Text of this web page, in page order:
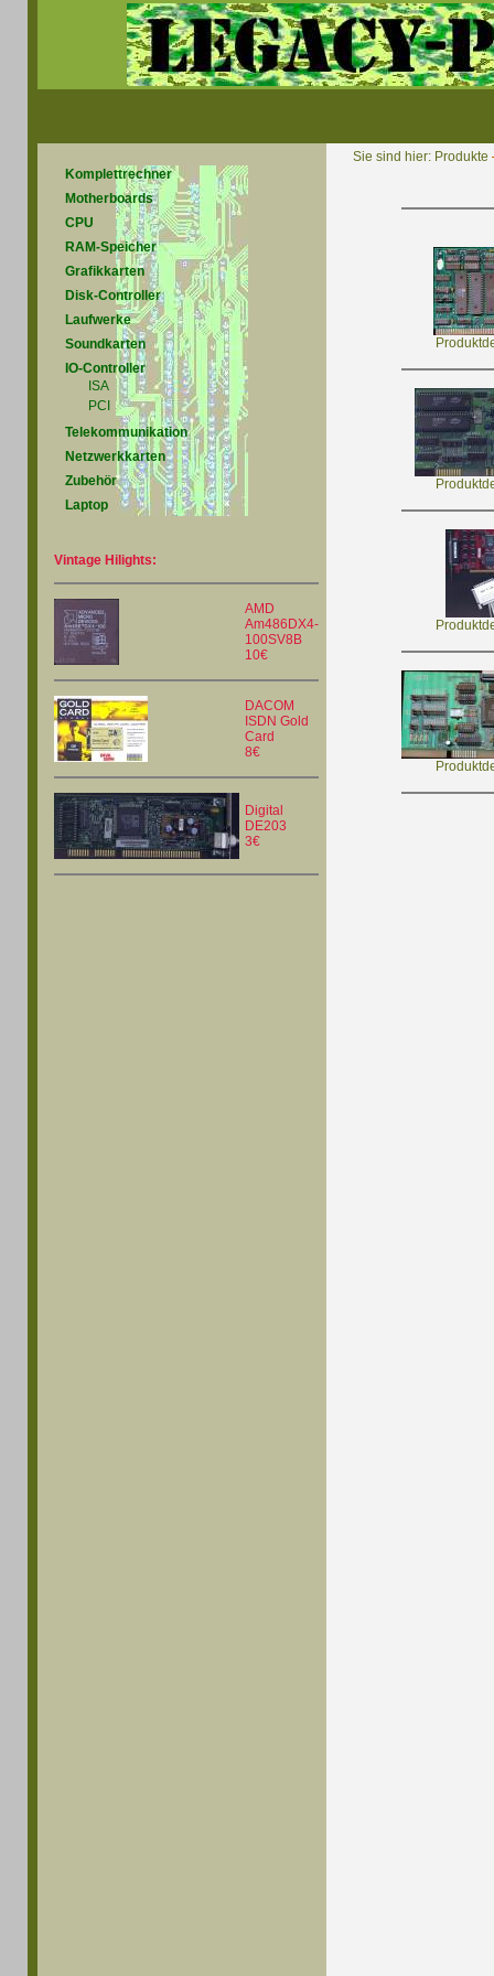
Komplettrechner
Motherboards
CPU
RAM-Speicher
Grafikkarten
Disk-Controller
Laufwerke
Soundkarten
IO-Controller
ISA
PCI
Telekommunikation
Netzwerkkarten
Zubehör
Laptop
Vintage Hilights:
AMD
Am486DX4-
100SV8B
10€
DACOM
ISDN Gold
Card
8€
Digital
DE203
3€
Sie sind hier: Produkte